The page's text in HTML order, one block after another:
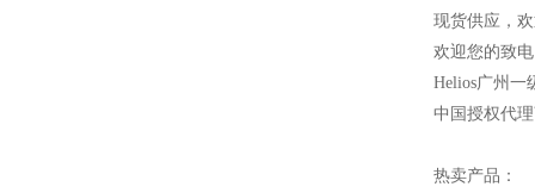
现货供应，
欢迎您的
Helios广州一
中国授权代
热卖产品：